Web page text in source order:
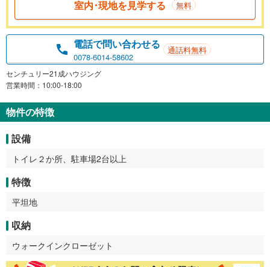
室内･現地を見学する 無料
電話で問い合わせる
0078-6014-58602
通話料無料
センチュリー21成ハウジング
営業時間：10:00-18:00
物件の特徴
設備
トイレ２か所、駐車場2台以上
特徴
平坦地
収納
ウォークインクローゼット